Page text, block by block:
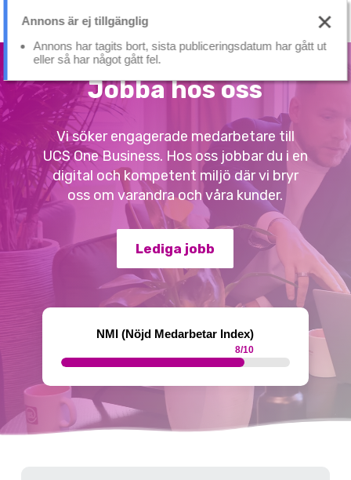
content
Menu
Jobba hos oss
Vi söker engagerade medarbetare till
UCS One Business. Hos oss jobbar du i en
digital och kompetent miljö där vi bryr
oss om varandra och våra kunder.
Lediga jobb
NMI (Nöjd Medarbetar Index)
8/10
Annons är ej tillgänglig
Annons har tagits bort, sista publiceringsdatum har gått ut
eller så har något gått fel.